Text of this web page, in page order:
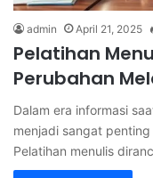
admin April 21, 2025
Pelatihan
Perubahan
Dalam era informasi
menjadi sangat
Pelatihan menulis